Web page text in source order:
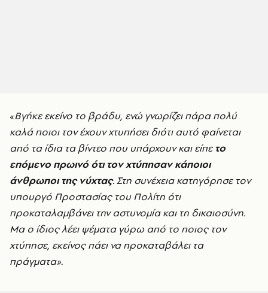
«Βγήκε εκείνο το βράδυ, ενώ γνωρίζει πάρα πολύ
καλά ποιοι τον έχουν χτυπήσει διότι αυτό φαίνεται
από τα ίδια τα βίντεο που υπάρχουν και είπε το
επόμενο πρωινό ότι τον χτύπησαν κάποιοι
άνθρωποι της νύχτας. Στη συνέχεια κατηγόρησε τον
υπουργό Προστασίας του Πολίτη ότι
προκαταλαμβάνει την αστυνομία και τη δικαιοσύνη.
Μα ο ίδιος λέει ψέματα γύρω από το ποιος τον
χτύπησε, εκείνος πάει να προκαταβάλει τα
πράγματα».